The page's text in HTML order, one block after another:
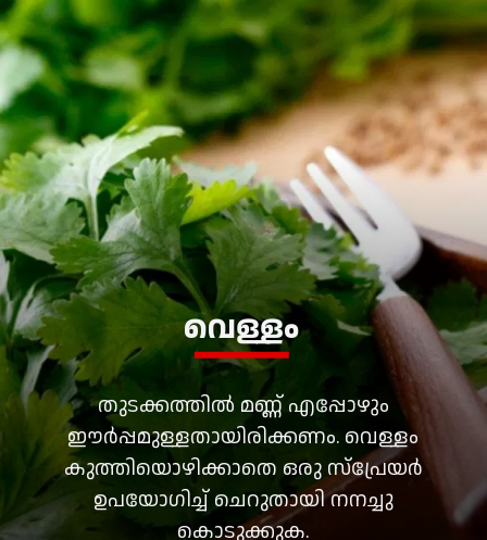
തുടക്കത്തിൽ മണ്ണ് എപ്പോഴും
ഈർപ്പമുള്ളതായിരിക്കണം. വെള്ളം
കുത്തിയൊഴിക്കാതെ ഒരു സ്പ്രേയർ
ഉപയോഗിച്ച് ചെറുതായി നനച്ചു
വെള്ളം